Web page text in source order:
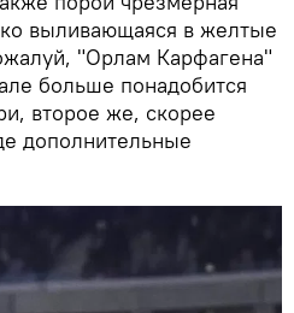
выливающаяся в желтые
"Орлам Карфагена"
больше понадобится
второе же, скорее
дополнительные